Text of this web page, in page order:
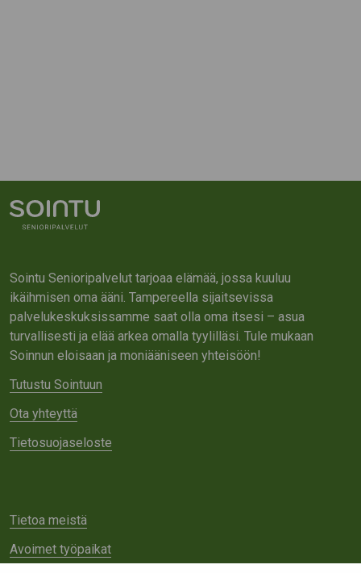
Sointu Senioripalvelut tarjoaa elämää, jossa kuuluu
ikäihmisen oma ääni. Tampereella sijaitsevissa
palvelukeskuksissamme saat olla oma itsesi – asua
turvallisesti ja elää arkea omalla tyylilläsi. Tule mukaan
Soinnun eloisaan ja moniääniseen yhteisöön!
Tutustu Sointuun
Ota yhteyttä
Tietosuojaseloste
Tietoa meistä
Avoimet työpaikat